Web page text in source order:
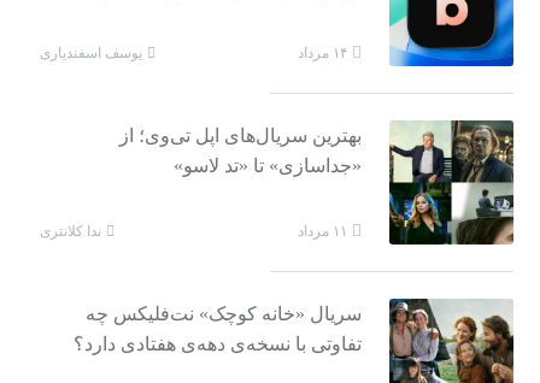
۱۴ مرداد یوسف اسفندیاری
بهترین سریال‌های اپل تی‌وی؛ از
«جداسازی» تا «تد لاسو»
۱۱ مرداد ندا کلانتری
سریال «خانه کوچک» نت‌فلیکس چه
تفاوتی با نسخه‌ی دهه‌ی هفتادی دارد؟